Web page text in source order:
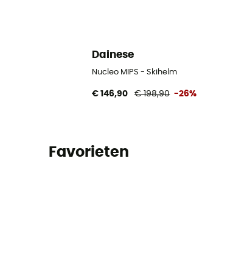
Dainese
Nucleo MIPS - Skihelm
€ 146,90 € 198,90 -26%
Favorieten